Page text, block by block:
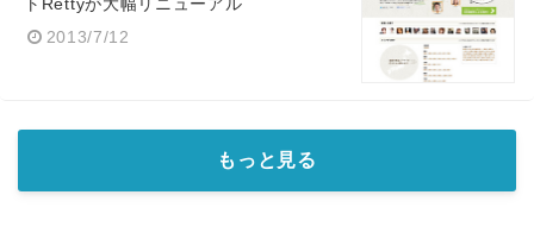
トRettyが大幅リニューアル
2013/7/12
もっと見る